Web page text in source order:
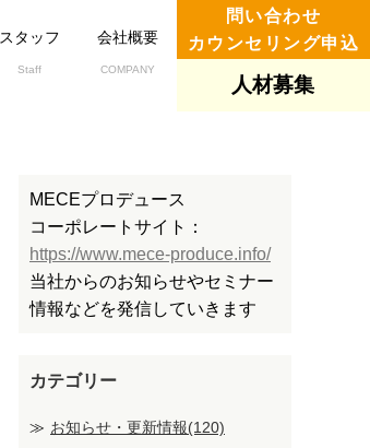
スタッフ
Staff
会社概要
COMPANY
問い合わせ
カウンセリング申込
人材募集
MECEプロデュース
コーポレートサイト：
https://www.mece-produce.info/
当社からのお知らせやセミナー
情報などを発信していきます
カテゴリー
お知らせ・更新情報(120)